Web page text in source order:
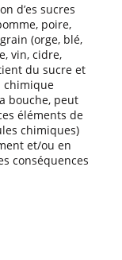
d’es sucres
poire,
(orge, blé,
vin, cidre,
du sucre et
chimique
bouche, peut
éléments de
chimiques)
et/ou en
conséquences